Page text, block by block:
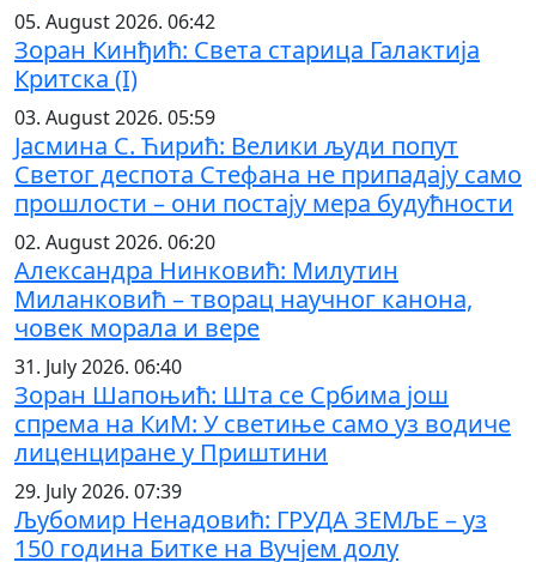
05. August 2026. 06:42
Зоран Кинђић: Света старица Галактија
Критска (I)
03. August 2026. 05:59
Јасмина С. Ћирић: Велики људи попут
Светог деспота Стефана не припадају само
прошлости – они постају мера будућности
02. August 2026. 06:20
Александра Нинковић: Милутин
Миланковић – творац научног канона,
човек морала и вере
31. July 2026. 06:40
Зоран Шапоњић: Шта се Србима још
спрема на КиМ: У светиње само уз водиче
лиценциране у Приштини
29. July 2026. 07:39
Љубомир Ненадовић: ГРУДА ЗЕМЉЕ – уз
150 година Битке на Вучјем долу